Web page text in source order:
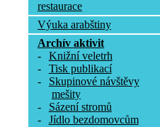
restaurace
Výuka arabštiny
Archív aktivit
-
Knižní veletrh
-
Tisk publikací
-
Skupinové návštěvy
mešity
-
Sázení stromů
-
Jídlo bezdomovcům